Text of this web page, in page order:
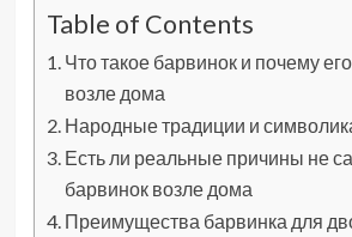
Table of Contents
Что такое барвинок и почему
возле дома
Народные традиции и
Есть ли реальные причины не
барвинок возле дома
Преимущества барвинка для